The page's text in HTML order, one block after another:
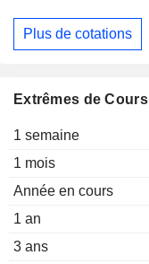
Plus de cotations
Extrêmes de Cours
1 semaine
1 mois
Année en cours
1 an
3 ans